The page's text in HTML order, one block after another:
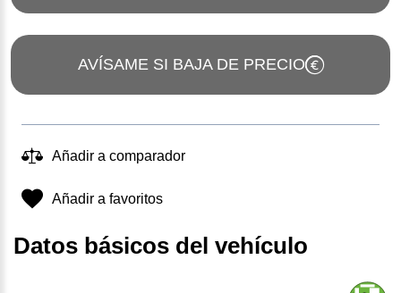
AVÍSAME SI BAJA DE PRECIO
Añadir a comparador
Añadir a favoritos
Datos básicos del vehículo